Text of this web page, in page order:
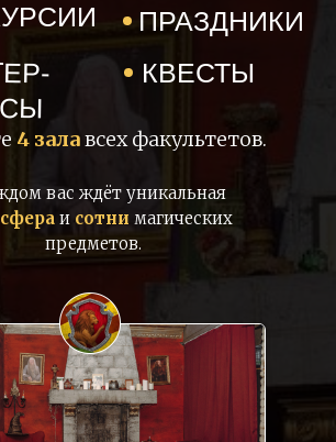
КВЕСТЫ
ПРАЗДНИКИ
вас ждёт уникальная
и сотни магических
предметов.
4 залавсех факультетов.